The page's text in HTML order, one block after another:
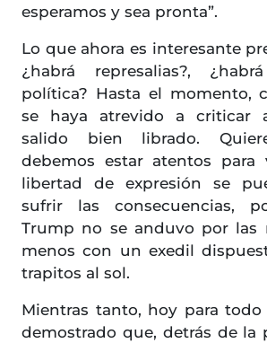
esperamos y sea pronta”.
Lo que ahora es interesante
¿habrá represalias?,
política? Hasta el momento,
se haya atrevido a criticar
salido bien librado.
debemos estar atentos para
libertad de expresión se
sufrir las consecuencias,
Trump no se anduvo por las
menos con un exedil
trapitos al sol.
Mientras tanto, hoy para todo
demostrado que, detrás de la